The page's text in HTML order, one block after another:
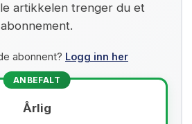
artikkelen trenger du et
abonnement.
abonnent? Logg inn her
ANBEFALT
Årlig